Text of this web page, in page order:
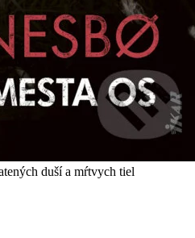
duší a mŕtvych tiel